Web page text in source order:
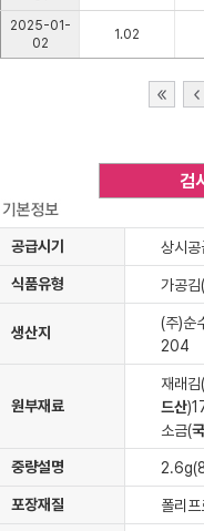
2025-01-
02
1.02
검
공급시기 상시공
식품유형 가공김
생산지
(주)순
204
원부재료
재래김(
드산
소금(
중량설명
포장재질 폴리